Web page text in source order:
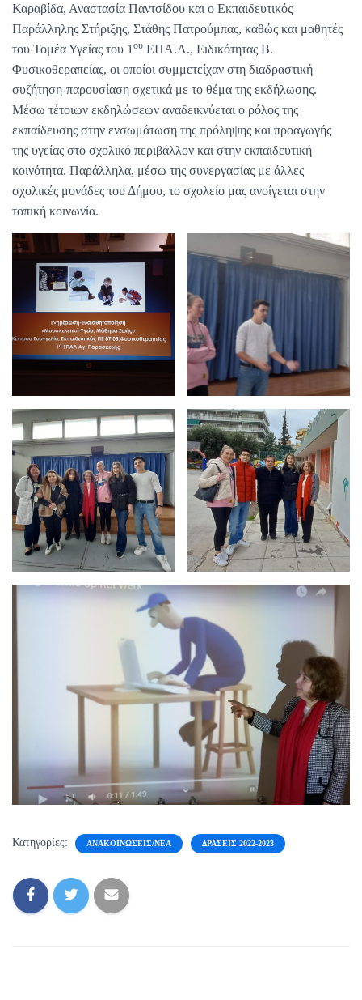
Καραβίδα, Αναστασία Παντσίδου και ο Εκπαιδευτικός
Παράλληλης Στήριξης, Στάθης Πατρούμπας, καθώς και μαθητές
του Τομέα Υγείας του 1 ου ΕΠΑ.Λ., Ειδικότητας Β.
Φυσικοθεραπείας, οι οποίοι συμμετείχαν στη διαδραστική
συζήτηση-παρουσίαση σχετικά με το θέμα της εκδήλωσης.
Μέσω τέτοιων εκδηλώσεων αναδεικνύεται ο ρόλος της
εκπαίδευσης στην ενσωμάτωση της πρόληψης και προαγωγής
της υγείας στο σχολικό περιβάλλον και στην εκπαιδευτική
κοινότητα. Παράλληλα, μέσω της συνεργασίας με άλλες
σχολικές μονάδες του Δήμου, το σχολείο μας ανοίγεται στην
τοπική κοινωνία.
Κατηγορίες: ΑΝΑΚΟΙΝΏΣΕΙΣ/ΝΈΑ ΔΡΆΣΕΙΣ 2022-2023